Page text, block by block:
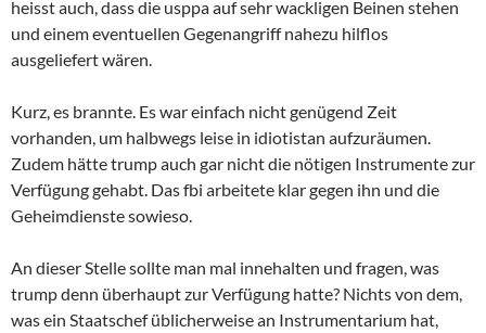
heisst auch, dass die usppa auf sehr wackligen Beinen stehen
und einem eventuellen Gegenangriff nahezu hilflos
ausgeliefert wären.
Kurz, es brannte. Es war einfach nicht genügend Zeit
vorhanden, um halbwegs leise in idiotistan aufzuräumen.
Zudem hätte trump auch gar nicht die nötigen Instrumente zur
Verfügung gehabt. Das fbi arbeitete klar gegen ihn und die
Geheimdienste sowieso.
An dieser Stelle sollte man mal innehalten und fragen, was
trump denn überhaupt zur Verfügung hatte? Nichts von dem,
was ein Staatschef üblicherweise an Instrumentarium hat,